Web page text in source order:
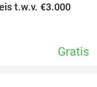
t.w.v. €3.000
Gratis